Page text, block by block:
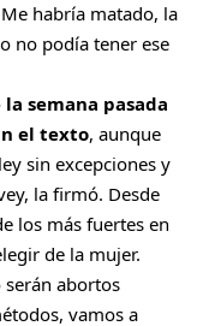
habría matado, la
no podía tener ese
semana pasada
el texto, aunque
sin excepciones y
la firmó. Desde
los más fuertes en
de la mujer.
abortos
vamos a